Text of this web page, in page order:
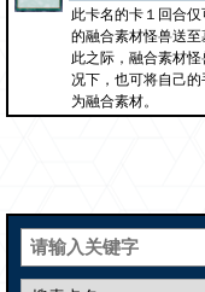
此卡名的卡１回合
的融合素材怪兽送
此之际，融合素材
况下，也可将自己
为融合素材。